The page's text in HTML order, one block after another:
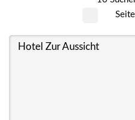
Hotel Zur Aussicht